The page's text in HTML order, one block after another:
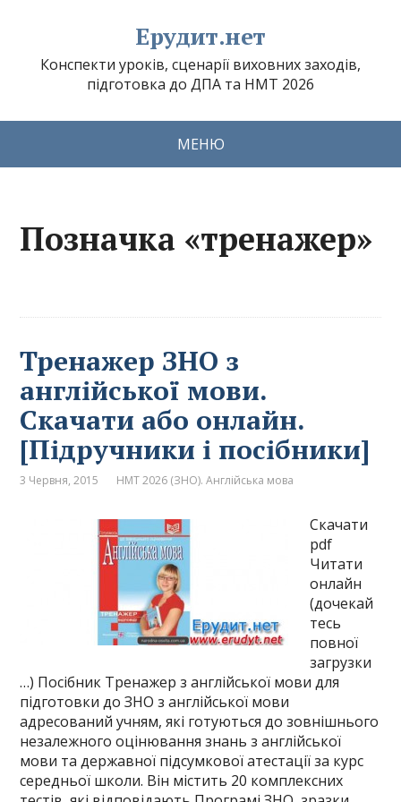
Ерудит.нет
Конспекти уроків, сценарії виховних заходів,
підготовка до ДПА та НМТ 2026
МЕНЮ
Позначка «тренажер»
Тренажер ЗНО з
англійської мови.
Скачати або онлайн.
[Підручники і посібники]
3 Червня, 2015 НМТ 2026 (ЗНО). Англійська мова
Скачати
pdf
Читати
онлайн
(дочекай
тесь
повної
загрузки
…) Посібник Тренажер з англійської мови для
підготовки до ЗНО з англійської мови
адресований учням, які готуються до зовнішнього
незалежного оцінювання знань з англійської
мови та державної підсумкової атестації за курс
середньої школи. Він містить 20 комплексних